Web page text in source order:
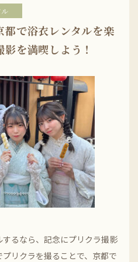
都で浴衣レンタルを楽
を満喫しよう！
るなら、記念にプリクラ撮影
リクラを撮ることで、京都で